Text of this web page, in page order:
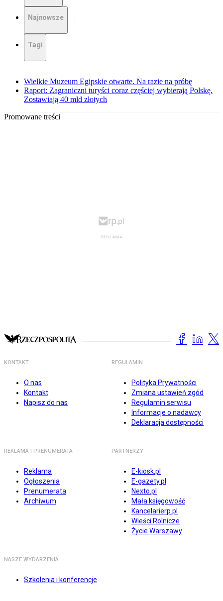
Najnowsze
Tagi
Wielkie Muzeum Egipskie otwarte. Na razie na próbę
Raport: Zagraniczni turyści coraz częściej wybierają Polskę.
Zostawiają 40 mld złotych
Promowane treści
KONTAKT
O nas
Kontakt
Napisz do nas
REGULAMIN
Polityka Prywatności
Zmiana ustawień zgód
Regulamin serwisu
Informacje o nadawcy
Deklaracja dostępności
REKLAMA I PRENUMERATA
Reklama
Ogłoszenia
Prenumerata
Archiwum
PARTNERZY
E-kiosk.pl
E-gazety.pl
Nexto.pl
Mała księgowość
Kancelarierp.pl
Wieści Rolnicze
Życie Warszawy
NASZE WYDARZENIA
Szkolenia i konferencje